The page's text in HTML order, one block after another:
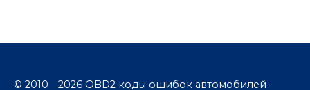
© 2010 - 2026 OBD2 коды ошибок автомобилей